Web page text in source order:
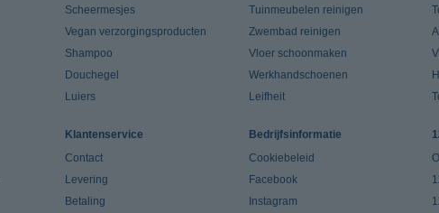
Scheermesjes
Vegan verzorgingsproducten
Shampoo
Douchegel
Luiers
Tuinmeubelen reinigen
Zwembad reinigen
Vloer schoonmaken
Werkhandschoenen
Leifheit
Klantenservice
Contact
Levering
Betaling
Bedrijfsinformatie
Cookiebeleid
Facebook
Instagram